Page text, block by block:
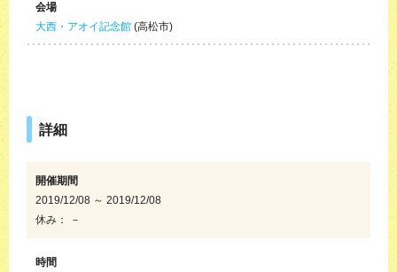
会場
大西・アオイ記念館 (高松市)
詳細
開催期間
2019/12/08 ～ 2019/12/08
休み： －
時間